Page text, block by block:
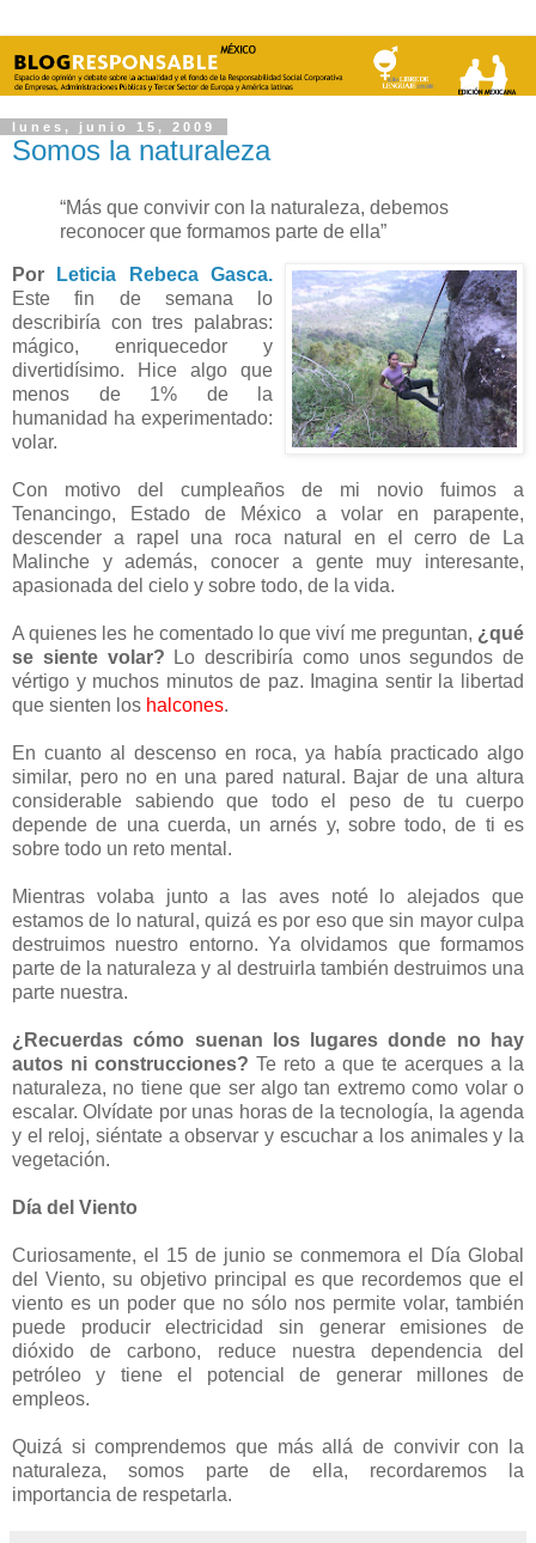
lunes, junio 15, 2009
Somos la naturaleza
“Más que convivir con la naturaleza, debemos
reconocer que formamos parte de ella”
Por Leticia Rebeca Gasca.
Este fin de semana lo
describiría con tres palabras:
mágico, enriquecedor y
divertidísimo. Hice algo que
menos de 1% de la
humanidad ha experimentado:
volar.
Con motivo del cumpleaños de mi novio fuimos a
Tenancingo, Estado de México a volar en parapente,
descender a rapel una roca natural en el cerro de La
Malinche y además, conocer a gente muy interesante,
apasionada del cielo y sobre todo, de la vida.
A quienes les he comentado lo que viví me preguntan, ¿qué
se siente volar? Lo describiría como unos segundos de
vértigo y muchos minutos de paz. Imagina sentir la libertad
que sienten los halcones.
En cuanto al descenso en roca, ya había practicado algo
similar, pero no en una pared natural. Bajar de una altura
considerable sabiendo que todo el peso de tu cuerpo
depende de una cuerda, un arnés y, sobre todo, de ti es
sobre todo un reto mental.
Mientras volaba junto a las aves noté lo alejados que
estamos de lo natural, quizá es por eso que sin mayor culpa
destruimos nuestro entorno. Ya olvidamos que formamos
parte de la naturaleza y al destruirla también destruimos una
parte nuestra.
¿Recuerdas cómo suenan los lugares donde no hay
autos ni construcciones? Te reto a que te acerques a la
naturaleza, no tiene que ser algo tan extremo como volar o
escalar. Olvídate por unas horas de la tecnología, la agenda
y el reloj, siéntate a observar y escuchar a los animales y la
vegetación.
Día del Viento
Curiosamente, el 15 de junio se conmemora el Día Global
del Viento, su objetivo principal es que recordemos que el
viento es un poder que no sólo nos permite volar, también
puede producir electricidad sin generar emisiones de
dióxido de carbono, reduce nuestra dependencia del
petróleo y tiene el potencial de generar millones de
empleos.
Quizá si comprendemos que más allá de convivir con la
naturaleza, somos parte de ella, recordaremos la
importancia de respetarla.